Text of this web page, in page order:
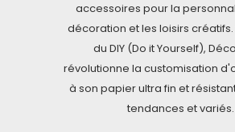
accessoires pour la
décoration et les loisirs
du DIY (Do it Yourself),
révolutionne la customisation
à son papier ultra fin et
tendances et variés.